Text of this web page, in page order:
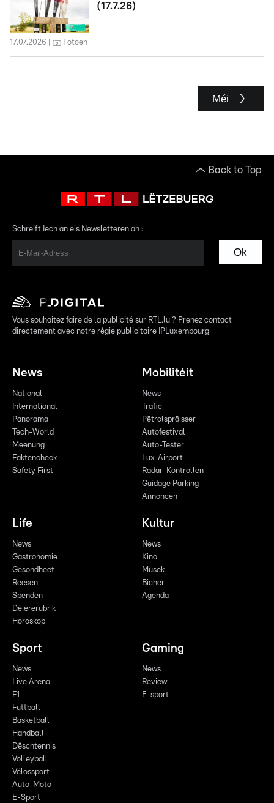
(17.7.26)
17.07.2026 Fotoen
Méi
Back to Top
Schreift Iech an eis Newsletteren an :
Ok
Vous souhaitez faire de la publicité sur RTL.lu ? Prenez contact
directement avec notre régie publicitaire IPLuxembourg
News
National
International
Panorama
Tech-World
Meenung
Faktencheck
Safety First
Mobilitéit
News
Trafic
Pëtrolspräisser
Autofestival
Auto-Tester
Lux-Airport
Radar-Kontrollen
Guidage Parking
Annoncen
Life
News
Gastronomie
Gesondheet
Reesen
Spenden
Déiererubrik
Horoskop
Kultur
News
Kino
Musek
Bicher
Agenda
Sport
News
Live Arena
F1
Futtball
Basketball
Handball
Dëschtennis
Volleyball
Vëlossport
Auto-Moto
E-Sport
Gaming
News
Review
E-sport